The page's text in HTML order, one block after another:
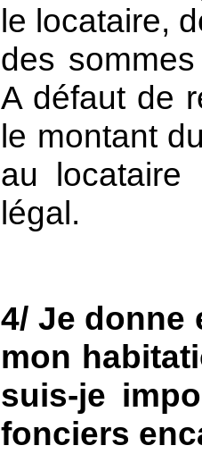
le locataire,
des
A défaut de
le montant
au locataire
légal.
4/ Je donne
mon
suis-je
fonciers